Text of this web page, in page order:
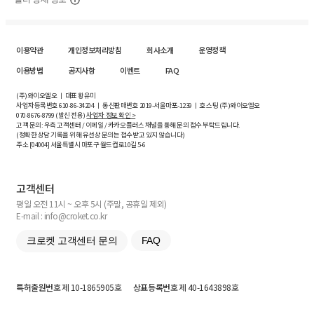
이용약관 개인정보처리방침 회사소개
운영정책
이용방법
공지사항 이벤트 FAQ
(주)와이오엘오 ㅣ 대표 황유미
사업자등록번호610-86-34204ㅣ 통신판매번호 2019-서울마포-1239 ㅣ 호스팅 (주)와이오엘오
070-8676-8799 (발신 전용)사업자 정보 확인 >
고객 문의: 우측 고객센터 / 이메일 / 카카오플러스 채널을 통해 문의 접수 부탁드립니다.
(정확한 상담 기록을 위해 유선상 문의는 접수받고 있지 않습니다)
주소 [04004] 서울특별시 마포구 월드컵로10길5-6
고객센터
평일 오전 11시 ~ 오후 5시 (주말, 공휴일 제외)
E-mail : info@croket.co.kr
크로켓 고객센터 문의 FAQ
특허출원번호제 10-1865905호 상표등록번호제 40-1643898호